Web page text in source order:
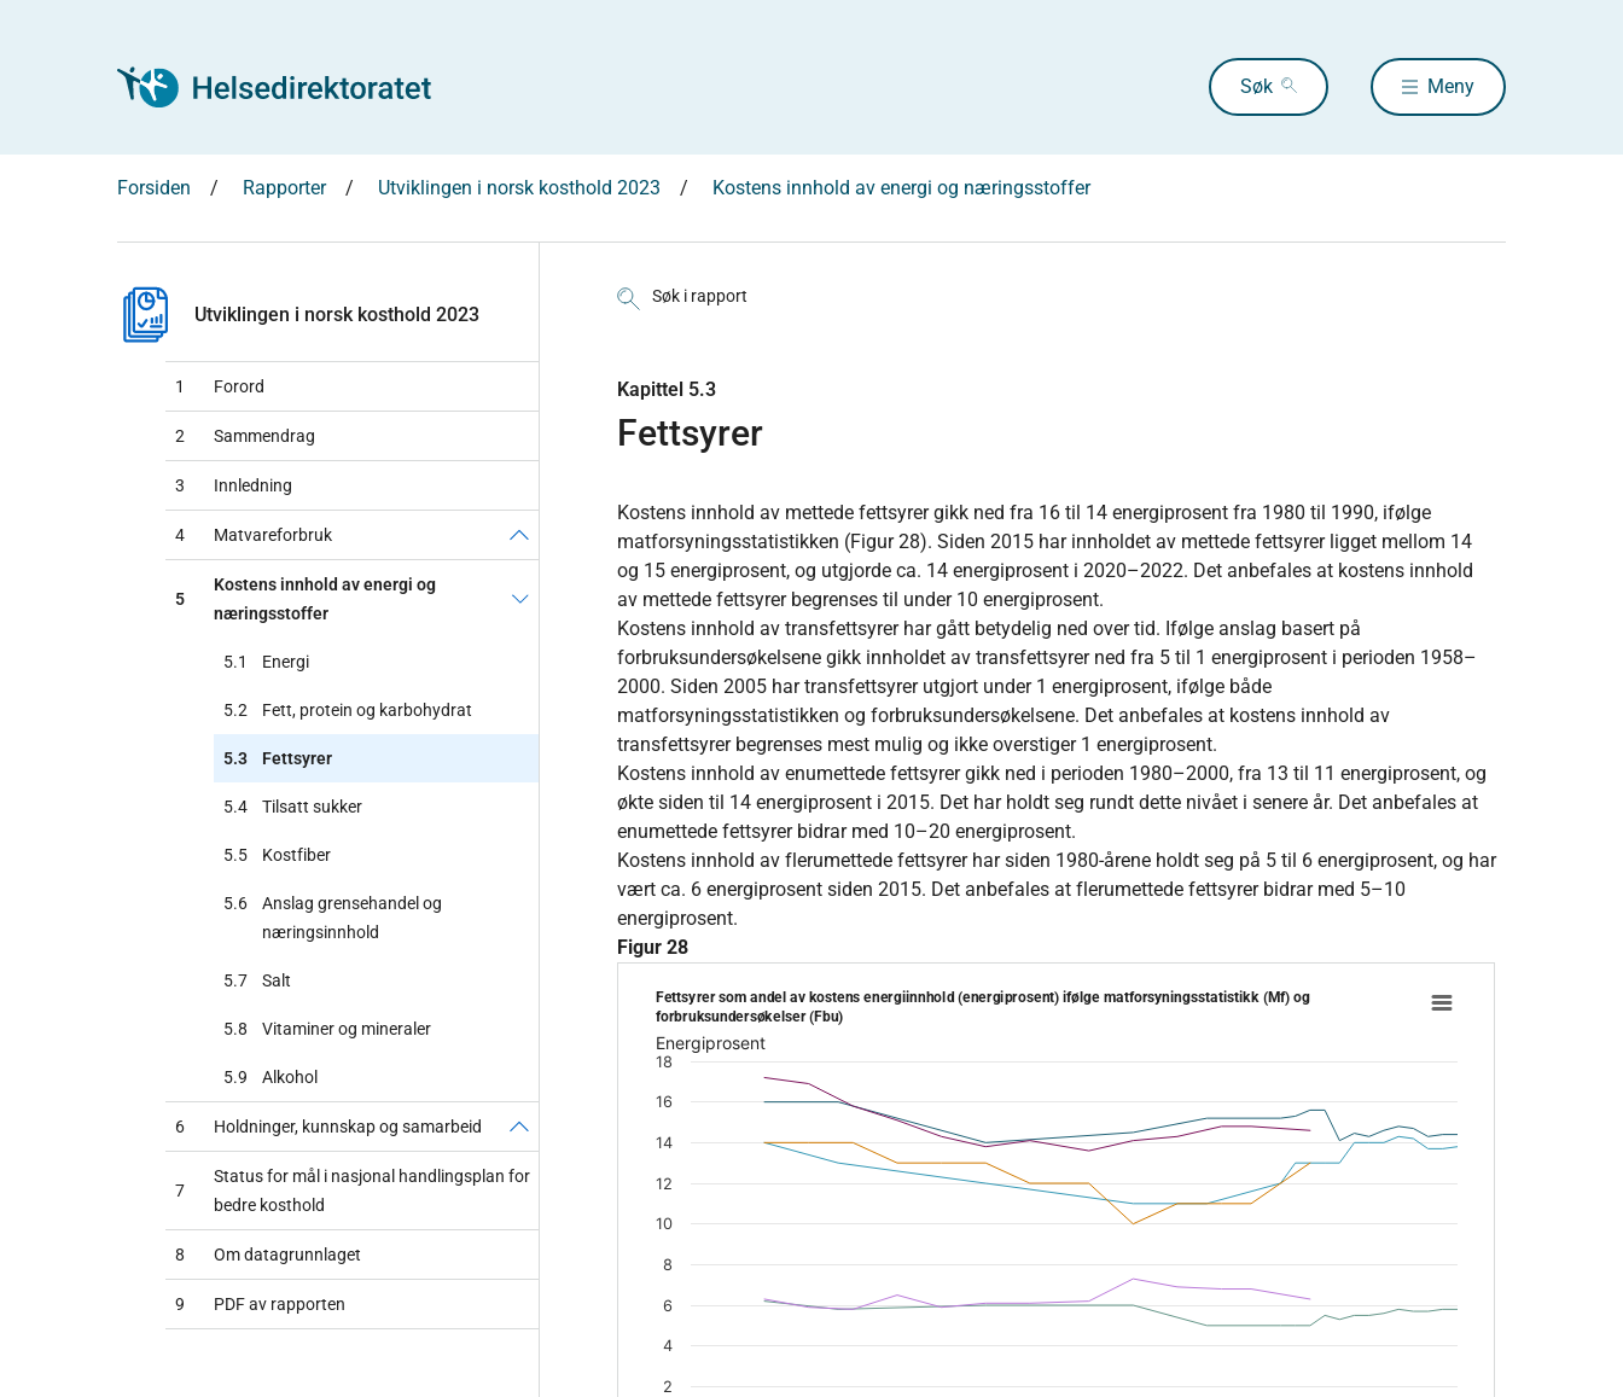
Søk Meny
Forsiden Rapporter Utviklingen i norsk kosthold 2023 Kostens innhold av energi og næringsstoffer
Utviklingen i norsk kosthold 2023
1 Forord
2 Sammendrag
3 Innledning
4 Matvareforbruk
5
Kostens innhold av energi og
næringsstoffer
5.1 Energi
5.2 Fett, protein og karbohydrat
5.3 Fettsyrer
5.4 Tilsatt sukker
5.5 Kostfiber
5.6
Anslag grensehandel og
næringsinnhold
5.7 Salt
5.8 Vitaminer og mineraler
5.9 Alkohol
6 Holdninger, kunnskap og samarbeid
7
Status for mål i nasjonal handlingsplan for
bedre kosthold
8 Om datagrunnlaget
9 PDF av rapporten
Søk i rapport
Kapittel 5.3
Fettsyrer
Kostens innhold av mettede fettsyrer gikk ned fra 16 til 14 energiprosent fra 1980 til 1990, ifølge
matforsyningsstatistikken (Figur 28). Siden 2015 har innholdet av mettede fettsyrer ligget mellom 14
og 15 energiprosent, og utgjorde ca. 14 energiprosent i 2020–2022. Det anbefales at kostens innhold
av mettede fettsyrer begrenses til under 10 energiprosent.
Kostens innhold av transfettsyrer har gått betydelig ned over tid. Ifølge anslag basert på
forbruksundersøkelsene gikk innholdet av transfettsyrer ned fra 5 til 1 energiprosent i perioden 1958–
2000. Siden 2005 har transfettsyrer utgjort under 1 energiprosent, ifølge både
matforsyningsstatistikken og forbruksundersøkelsene. Det anbefales at kostens innhold av
transfettsyrer begrenses mest mulig og ikke overstiger 1 energiprosent.
Kostens innhold av enumettede fettsyrer gikk ned i perioden 1980–2000, fra 13 til 11 energiprosent, og
økte siden til 14 energiprosent i 2015. Det har holdt seg rundt dette nivået i senere år. Det anbefales at
enumettede fettsyrer bidrar med 10–20 energiprosent.
Kostens innhold av flerumettede fettsyrer har siden 1980-årene holdt seg på 5 til 6 energiprosent, og har
vært ca. 6 energiprosent siden 2015. Det anbefales at flerumettede fettsyrer bidrar med 5–10
energiprosent.
Figur 28
Fettsyrer som andel av kostens energiinnhold (energiprosent) ifølge matforsyningsstatistikk (Mf) og forbruksundersøkelser (Fbu)
Line chart with 8 lines.
The chart has 1 X axis displaying values. Data ranges from 1975 to 2022.
The chart has 1 Y axis displaying Energiprosent. Data ranges from 0.3 to 17.2.
Fettsyrer som andel av kostens energiinnhold (energiprosent) ifølge matforsyningsstatistikk (Mf) og
forbruksundersøkelser (Fbu)
Energiprosent
2
4
6
8
10
12
14
16
18